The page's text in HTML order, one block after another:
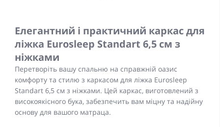
Елегантний і практичний каркас для
ліжка Eurosleep Standart 6,5 см з
ніжками
Перетворіть вашу спальню на справжній оазис
комфорту та стилю з каркасом для ліжка Eurosleep
Standart 6,5 см з ніжками. Цей каркас, виготовлений з
високоякісного бука, забезпечить вам міцну та надійну
основу для вашого матраца.